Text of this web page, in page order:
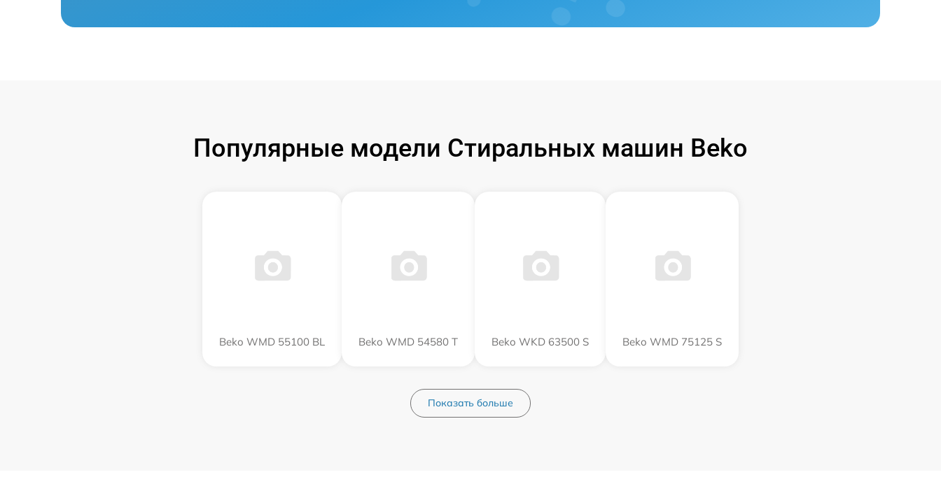
Популярные модели Стиральных машин Beko
Beko WMD 55100 BL Beko WMD 54580 T Beko WKD 63500 S Beko WMD 75125 S
Показать больше